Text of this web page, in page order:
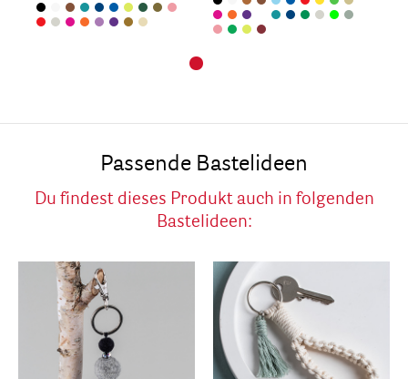
Passende Bastelideen
Du findest dieses Produkt auch in folgenden
Bastelideen: